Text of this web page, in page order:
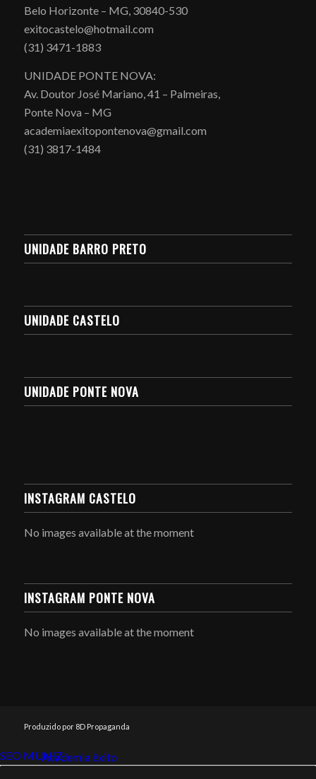
Belo Horizonte – MG, 30840-530
exitocastelo@hotmail.com
(31) 3471-1883
UNIDADE PONTE NOVA:
Av. Doutor José Mariano, 41 – Palmeiras,
Ponte Nova – MG
academiaexitopontenova@gmail.com
(31) 3817-1484
UNIDADE BARRO PRETO
UNIDADE CASTELO
UNIDADE PONTE NOVA
INSTAGRAM CASTELO
No images available at the moment
INSTAGRAM PONTE NOVA
No images available at the moment
Produzido por 8D Propaganda
SEO MUNIZ
Link112Academia êxito